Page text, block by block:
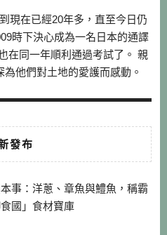
現在已經20年多，直至今日仍
時下決心成為一名日本的通譯
在同一年順利通過考試了。 親
他們對土地的愛護而感動。
發布
事：洋蔥、章魚與鱧魚，稱霸
國」食材寶庫